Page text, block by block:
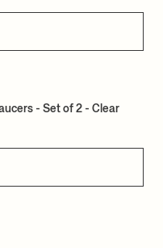
- Set of 2 - Clear